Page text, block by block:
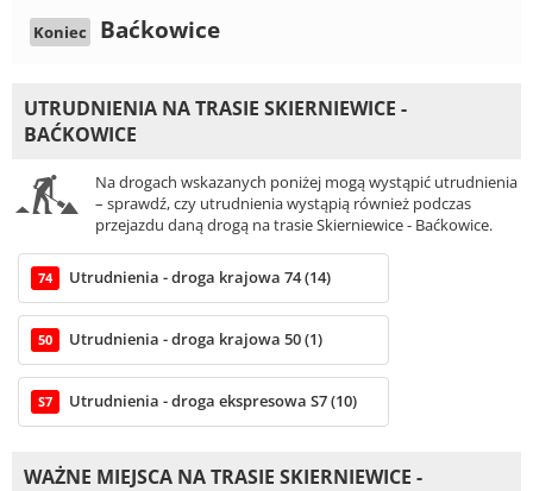
Koniec Baćkowice
UTRUDNIENIA NA TRASIE SKIERNIEWICE -
BAĆKOWICE
Na drogach wskazanych poniżej mogą wystąpić utrudnienia
– sprawdź, czy utrudnienia wystąpią również podczas
przejazdu daną drogą na trasie Skierniewice - Baćkowice.
74 Utrudnienia - droga krajowa 74 (14)
50 Utrudnienia - droga krajowa 50 (1)
S7 Utrudnienia - droga ekspresowa S7 (10)
WAŻNE MIEJSCA NA TRASIE SKIERNIEWICE -